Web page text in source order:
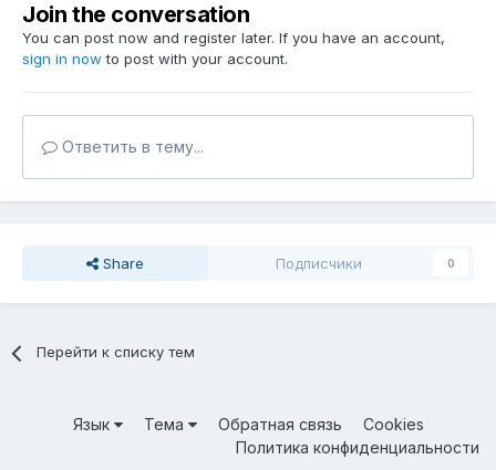
Join the conversation
You can post now and register later. If you have an account,
sign in now to post with your account.
Ответить в тему...
Share Подписчики 0
Перейти к списку тем
Язык Тема Обратная связь
Cookies
Политика конфиденциальности